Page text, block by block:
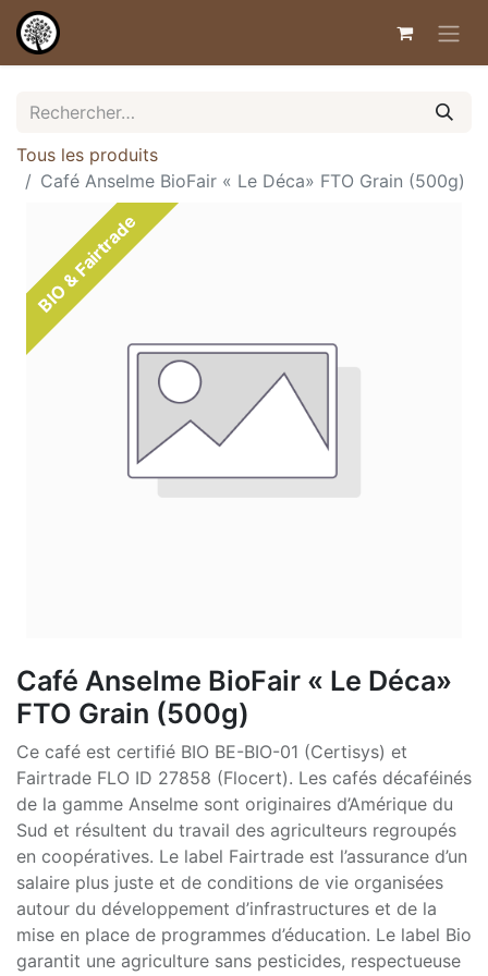
Tous les produits
Café Anselme BioFair « Le Déca» FTO Grain (500g)
BIO & Fairtrade
Café Anselme BioFair « Le Déca»
FTO Grain (500g)
Ce café est certifié BIO BE-BIO-01 (Certisys) et
Fairtrade FLO ID 27858 (Flocert). Les cafés décaféinés
de la gamme Anselme sont originaires d’Amérique du
Sud et résultent du travail des agriculteurs regroupés
en coopératives. Le label Fairtrade est l’assurance d’un
salaire plus juste et de conditions de vie organisées
autour du développement d’infrastructures et de la
mise en place de programmes d’éducation. Le label Bio
garantit une agriculture sans pesticides, respectueuse